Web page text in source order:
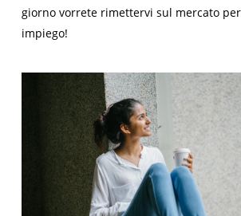
giorno vorrete rimettervi sul mercato
impiego!